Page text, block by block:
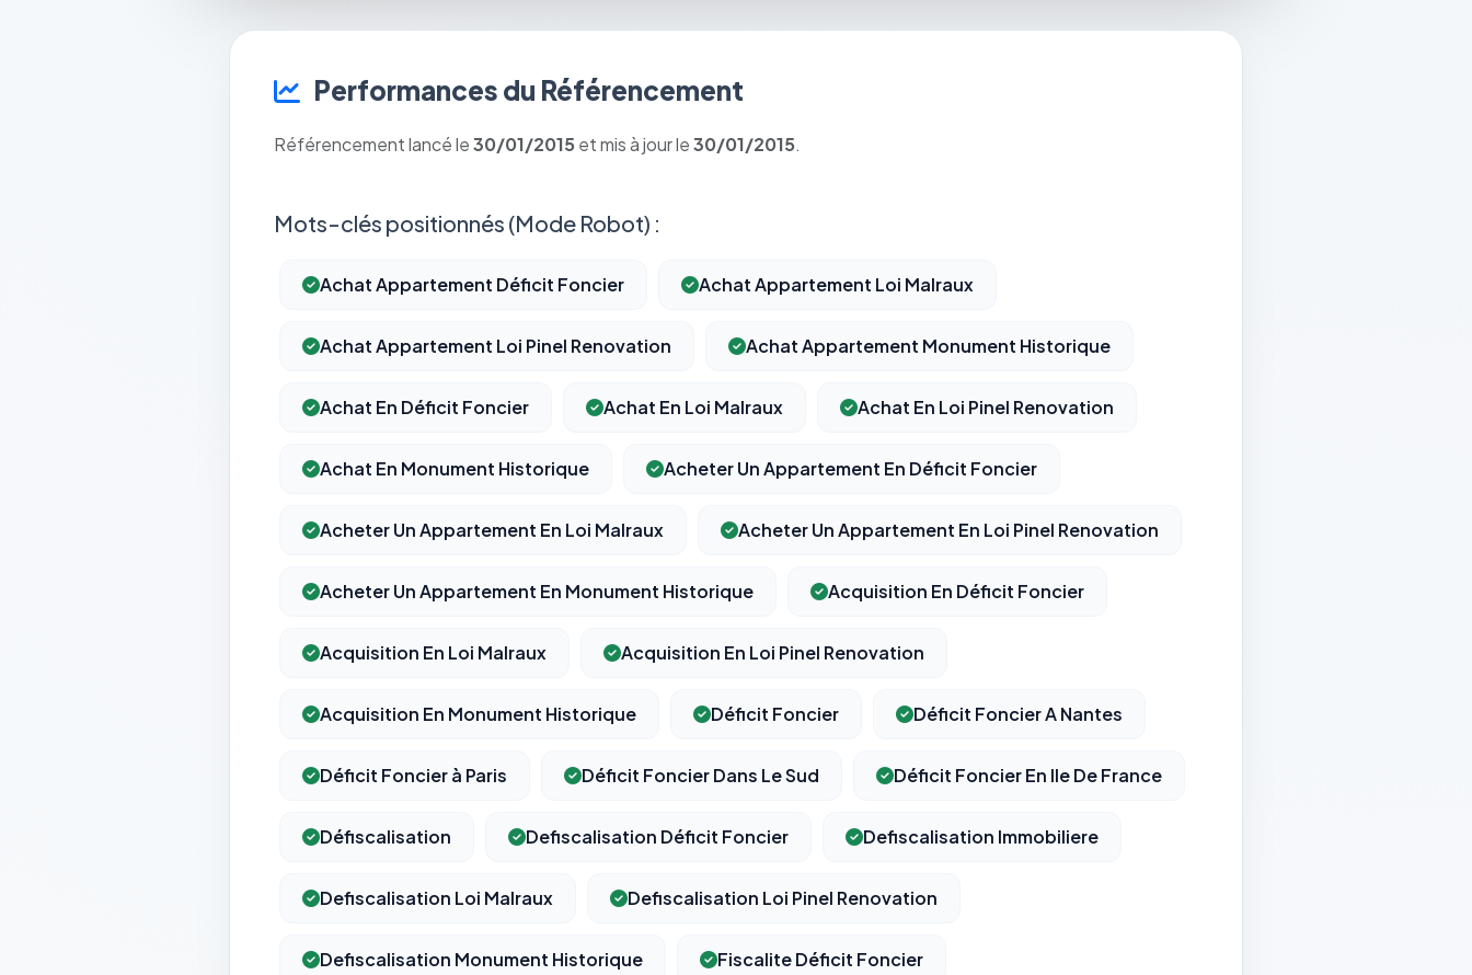
Performances du Référencement
Référencement lancé le30/01/2015 et mis à jour le30/01/2015.
Mots-clés positionnés (Mode Robot) :
Achat Appartement Déficit Foncier Achat Appartement Loi Malraux
Achat Appartement Loi Pinel Renovation Achat Appartement Monument Historique
Achat En Déficit Foncier Achat En Loi Malraux Achat En Loi Pinel Renovation
Achat En Monument Historique Acheter Un Appartement En Déficit Foncier
Acheter Un Appartement En Loi Malraux Acheter Un Appartement En Loi Pinel Renovation
Acheter Un Appartement En Monument Historique Acquisition En Déficit Foncier
Acquisition En Loi Malraux Acquisition En Loi Pinel Renovation
Acquisition En Monument Historique Déficit Foncier Déficit Foncier A Nantes
Déficit Foncier à Paris Déficit Foncier Dans Le Sud Déficit Foncier En Ile De France
Défiscalisation Defiscalisation Déficit Foncier Defiscalisation Immobiliere
Defiscalisation Loi Malraux Defiscalisation Loi Pinel Renovation
Defiscalisation Monument Historique Fiscalite Déficit Foncier
⚙️
Nécessaires au fonctionnement du site : session, sécurité,
mémorisation de vos choix de consentement. Ils ne peuvent
Nous aident à comprendre comment vous utilisez le site
Cookies marketing